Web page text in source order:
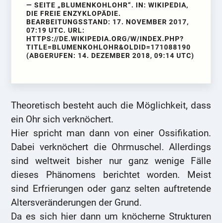
SEITE „BLUMENKOHLOHR“. IN: WIKIPEDIA,
DIE FREIE ENZYKLOPÄDIE.
BEARBEITUNGSSTAND: 17. NOVEMBER 2017,
07:19 UTC. URL:
HTTPS://DE.WIKIPEDIA.ORG/W/INDEX.PHP?
TITLE=BLUMENKOHLOHR&OLDID=171088190
(ABGERUFEN: 14. DEZEMBER 2018, 09:14 UTC)
Theoretisch besteht auch die Möglichkeit, dass
ein Ohr sich verknöchert.
Hier spricht man dann von einer Ossifikation.
Dabei verknöchert die Ohrmuschel. Allerdings
sind weltweit bisher nur ganz wenige Fälle
dieses Phänomens berichtet worden. Meist
sind Erfrierungen oder ganz selten auftretende
Altersveränderungen der Grund.
Da es sich hier dann um knöcherne Strukturen